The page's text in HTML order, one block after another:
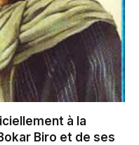
à la
Biro et de ses